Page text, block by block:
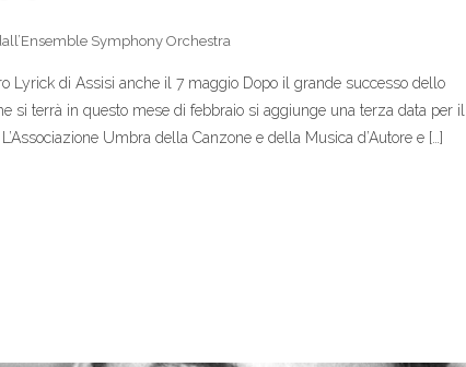
Symphony Orchestra
Lyrick di Assisi anche il 7 maggio Dopo il grande successo dello
si terrà in questo mese di febbraio si aggiunge una terza data per il
Umbra della Canzone e della Musica d’Autore e […]